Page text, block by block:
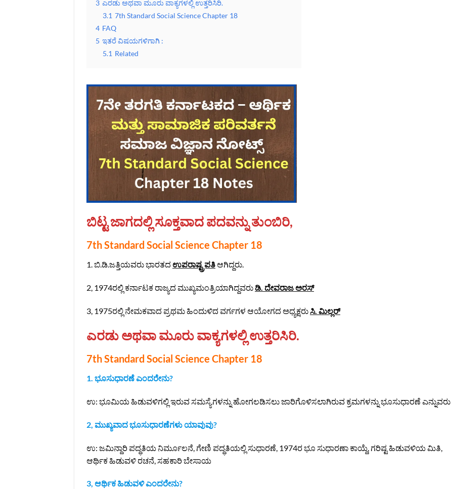
3 ಎರಡು ಅಥವಾ ಮೂರು ವಾಕ್ಯಗಳಲ್ಲಿ ಉತ್ತರಿಸಿರಿ.
3.1 7th Standard Social Science Chapter 18
4 FAQ
5 ಇತರೆ ವಿಷಯಗಳಿಗಾಗಿ :
5.1 Related
ಬಿಟ್ಟ ಜಾಗದಲ್ಲಿ ಸೂಕ್ತವಾದ ಪದವನ್ನು ತುಂಬಿರಿ,
7th Standard Social Science Chapter 18
1. ಬಿ.ಡಿ.ಜತ್ತಿಯವರು ಭಾರತದ ಉಪರಾಷ್ಟ್ರಪತಿಆಗಿದ್ದರು.
2, 1974ರಲ್ಲಿ ಕರ್ನಾಟಕ ರಾಜ್ಯದ ಮುಖ್ಯಮಂತ್ರಿಯಾಗಿದ್ದವರುಡಿ. ದೇವರಾಜ ಅರಸ್
3, 1975ರಲ್ಲಿ ನೇಮಕವಾದ ಪ್ರಥಮ ಹಿಂದುಳಿದ ವರ್ಗಗಳ ಆಯೋಗದ ಅಧ್ಯಕ್ಷರುಸಿ. ಮಿಲ್ಲರ್
ಎರಡು ಅಥವಾ ಮೂರು ವಾಕ್ಯಗಳಲ್ಲಿ ಉತ್ತರಿಸಿರಿ.
7th Standard Social Science Chapter 18
1.‌ ಭೂಸುಧಾರಣೆ ಎಂದರೇನು?
ಉ: ಭೂಮಿಯ ಹಿಡುವಳಿಗಲ್ಲಿ ಇರುವ ಸಮಸ್ಯೆಗಳನ್ನು ಹೋಗಲಡಿಸಲು ಜಾರಿಗೊಳಿಸಲಾಗಿರುವ ಕ್ರಮಗಳನ್ನು ಭೂಸುಧಾರಣೆ ಎನ್ನುವರು
2, ಮುಖ್ಯವಾದ ಭೂಸುಧಾರಣೆಗಳು ಯಾವುವು?
ಉ: ಜಮಿನ್ದಾರಿ ಪದ್ಧತಿಯ ನಿರ್ಮೂಲನೆ, ಗೇಣಿ ಪದ್ಧತಿಯಲ್ಲಿ ಸುಧಾರಣೆ, 1974ರ ಭೂ ಸುಧಾರಣಾ ಕಾಯ್ದೆ, ಗರಿಷ್ಟ ಹಿಡುವಳಿಯ ಮಿತಿ,
ಆರ್ಥಿಕ ಹಿಡುವಳಿ ರಚನೆ, ಸಹಕಾರಿ ಬೇಸಾಯ
3, ಆರ್ಥಿಕ ಹಿಡುವಳಿ ಎಂದರೇನು?